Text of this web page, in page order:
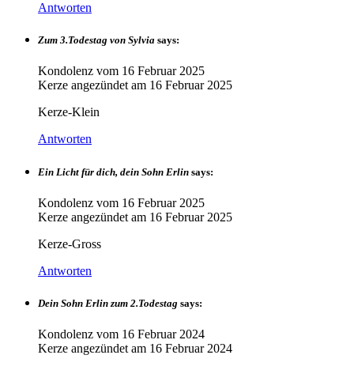
Antworten
Zum 3.Todestag von Sylvia says:
Kondolenz vom 16 Februar 2025
Kerze angezündet am 16 Februar 2025
Kerze-Klein
Antworten
Ein Licht für dich, dein Sohn Erlin says:
Kondolenz vom 16 Februar 2025
Kerze angezündet am 16 Februar 2025
Kerze-Gross
Antworten
Dein Sohn Erlin zum 2.Todestag says:
Kondolenz vom 16 Februar 2024
Kerze angezündet am 16 Februar 2024